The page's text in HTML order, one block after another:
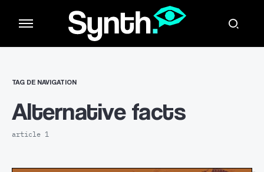
TAG DE NAVIGATION
Alternative facts
article 1